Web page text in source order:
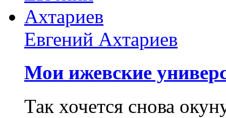
Евгений Ахтариев
Мои ижевские
Так хочется снова